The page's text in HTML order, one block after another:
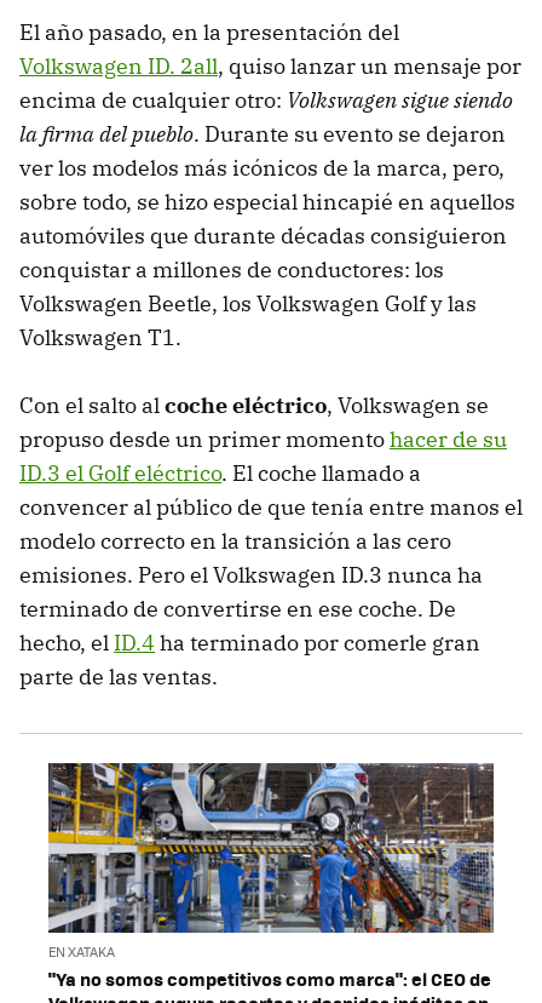
El año pasado, en la presentación del
Volkswagen ID. 2all, quiso lanzar un mensaje por
encima de cualquier otro: Volkswagen sigue siendo
la firma del pueblo. Durante su evento se dejaron
ver los modelos más icónicos de la marca, pero,
sobre todo, se hizo especial hincapié en aquellos
automóviles que durante décadas consiguieron
conquistar a millones de conductores: los
Volkswagen Beetle, los Volkswagen Golf y las
Volkswagen T1.
Con el salto alcoche eléctrico, Volkswagen se
propuso desde un primer momentohacer de su
ID.3 el Golf eléctrico. El coche llamado a
convencer al público de que tenía entre manos el
modelo correcto en la transición a las cero
emisiones. Pero el Volkswagen ID.3 nunca ha
terminado de convertirse en ese coche. De
hecho, el ID.4 ha terminado por comerle gran
parte de las ventas.
EN XATAKA
"Ya no somos competitivos como marca": el CEO de